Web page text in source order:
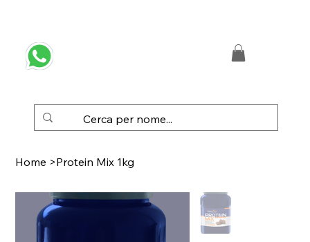
Home >Protein Mix 1kg